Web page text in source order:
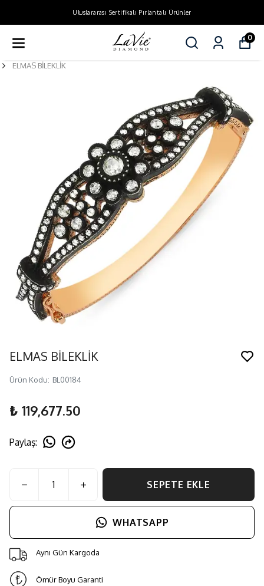
Uluslararası Sertifikalı Pırlantalı Ürünler
0
ELMAS BİLEKLİK
ELMAS BİLEKLİK
Ürün Kodu: BL00184
₺ 119,677.50
Paylaş:
SEPETE EKLE
WHATSAPP
Aynı Gün Kargoda
Ömür Boyu Garanti